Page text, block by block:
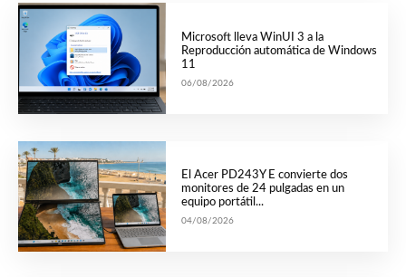
Microsoft lleva WinUI 3 a la
Reproducción automática de Windows
11
06/08/2026
El Acer PD243Y E convierte dos
monitores de 24 pulgadas en un
equipo portátil...
04/08/2026